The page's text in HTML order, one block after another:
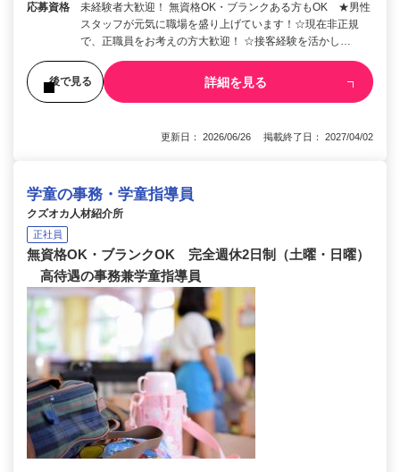
応募資格
未経験者大歓迎！ 無資格OK・ブランクある方もOK ★男性
スタッフが元気に職場を盛り上げています！☆現在非正規
で、正職員をお考えの方大歓迎！ ☆接客経験を活かし…
後で見る 詳細を見る
更新日： 2026/06/26 掲載終了日： 2027/04/02
学童の事務・学童指導員
クズオカ人材紹介所
正社員
無資格OK・ブランクOK 完全週休2日制（土曜・日曜）
高待遇の事務兼学童指導員